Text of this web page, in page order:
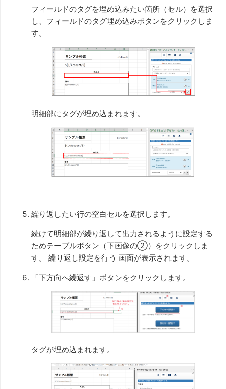
フィールドのタグを埋め込みたい箇所（セル）を選択
し、フィールドのタグ埋め込みボタンをクリックしま
す。
明細部にタグが埋め込まれます。
繰り返したい行の空白セルを選択します。
続けて明細部が繰り返して出力されるように設定する
ためテーブルボタン（下画像の②）をクリックしま
す。 繰り返し設定を行う 画面が表示されます。
「下方向へ繰返す」ボタンをクリックします。
タグが埋め込まれます。